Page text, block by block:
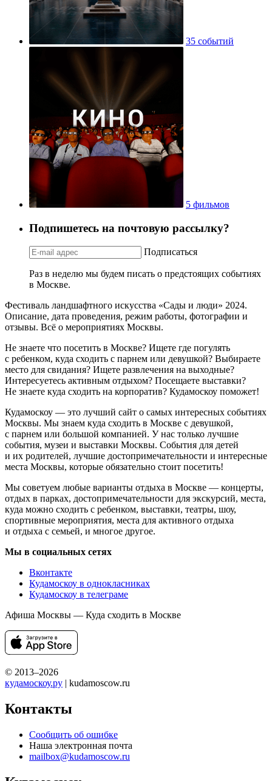
35 событий
5 фильмов
Подпишетесь на почтовую рассылку?
Подписаться
Раз в неделю мы будем писать о предстоящих событиях
в Москве.
Фестиваль ландшафтного искусства «Сады и люди» 2024.
Описание, дата проведения, режим работы, фотографии и
отзывы. Всё о мероприятиях Москвы.
Не знаете что посетить в Москве? Ищете где погулять
с ребенком, куда сходить с парнем или девушкой? Выбираете
место для свидания? Ищете развлечения на выходные?
Интересуетесь активным отдыхом? Посещаете выставки?
Не знаете куда сходить на корпоратив? Кудамоскоу поможет!
Кудамоскоу — это лучший сайт о самых интересных событиях
Москвы. Мы знаем куда сходить в Москве с девушкой,
с парнем или большой компанией. У нас только лучшие
события, музеи и выставки Москвы. События для детей
и их родителей, лучшие достопримечательности и интересные
места Москвы, которые обязательно стоит посетить!
Мы советуем любые варианты отдыха в Москве — концерты,
отдых в парках, достопримечательности для экскурсий, места,
куда можно сходить с ребенком, выставки, театры, шоу,
спортивные мероприятия, места для активного отдыха
и отдыха с семьей, и многое другое.
Мы в социальных сетях
Вконтакте
Кудамоскоу в однокласниках
Кудамоскоу в телеграме
Афиша Москвы — Куда сходить в Москве
© 2013–2026
кудамоскоу.ру | kudamoscow.ru
Контакты
Сообщить об ошибке
Наша электронная почта
mailbox@kudamoscow.ru